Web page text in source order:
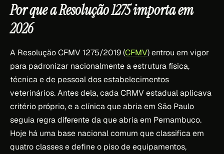
Por que a Resolução 1275 importa em
2026
A Resolução CFMV 1275/2019 (CFMV) entrou em vigor
para padronizar nacionalmente a estrutura física,
técnica e de pessoal dos estabelecimentos
veterinários. Antes dela, cada CRMV estadual aplicava
critério próprio, e a clínica que abria em São Paulo
seguia regra diferente da que abria em Pernambuco.
Hoje há uma base nacional comum que classifica em
quatro classes e define o piso de equipamentos,